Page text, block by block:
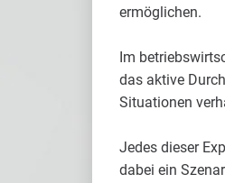
ermöglichen.
Im
das aktive
Situationen
Jedes dieser
dabei ein